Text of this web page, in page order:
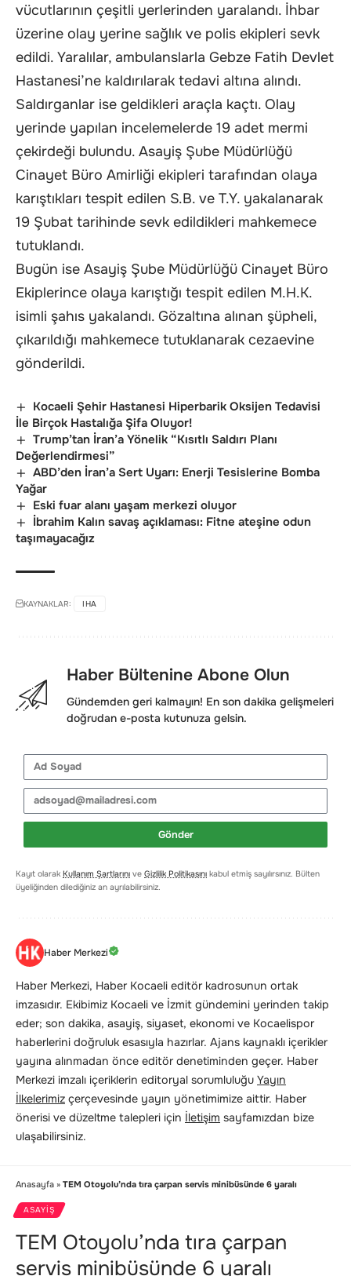
vücutlarının çeşitli yerlerinden yaralandı. İhbar
üzerine olay yerine sağlık ve polis ekipleri sevk
edildi. Yaralılar, ambulanslarla Gebze Fatih Devlet
Hastanesi’ne kaldırılarak tedavi altına alındı.
Saldırganlar ise geldikleri araçla kaçtı. Olay
yerinde yapılan incelemelerde 19 adet mermi
çekirdeği bulundu. Asayiş Şube Müdürlüğü
Cinayet Büro Amirliği ekipleri tarafından olaya
karıştıkları tespit edilen S.B. ve T.Y. yakalanarak
19 Şubat tarihinde sevk edildikleri mahkemece
tutuklandı.
Bugün ise Asayiş Şube Müdürlüğü Cinayet Büro
Ekiplerince olaya karıştığı tespit edilen M.H.K.
isimli şahıs yakalandı. Gözaltına alınan şüpheli,
çıkarıldığı mahkemece tutuklanarak cezaevine
gönderildi.
Kocaeli Şehir Hastanesi Hiperbarik Oksijen Tedavisi
İle Birçok Hastalığa Şifa Oluyor!
Trump’tan İran’a Yönelik “Kısıtlı Saldırı Planı
Değerlendirmesi”
ABD’den İran’a Sert Uyarı: Enerji Tesislerine Bomba
Yağar
Eski fuar alanı yaşam merkezi oluyor
İbrahim Kalın savaş açıklaması: Fitne ateşine odun
taşımayacağız
KAYNAKLAR: IHA
Haber Bültenine Abone Olun
Gündemden geri kalmayın! En son dakika gelişmeleri
doğrudan e-posta kutunuza gelsin.
Gönder
Kayıt olarak Kullanım Şartlarını ve Gizlilik Politikasını kabul etmiş sayılırsınız. Bülten
üyeliğinden dilediğiniz an ayrılabilirsiniz.
Haber Merkezi
Haber Merkezi, Haber Kocaeli editör kadrosunun ortak
imzasıdır. Ekibimiz Kocaeli ve İzmit gündemini yerinden takip
eder; son dakika, asayiş, siyaset, ekonomi ve Kocaelispor
haberlerini doğruluk esasıyla hazırlar. Ajans kaynaklı içerikler
yayına alınmadan önce editör denetiminden geçer. Haber
Merkezi imzalı içeriklerin editoryal sorumluluğu Yayın
İlkelerimiz çerçevesinde yayın yönetimimize aittir. Haber
önerisi ve düzeltme talepleri için İletişim sayfamızdan bize
ulaşabilirsiniz.
Anasayfa » TEM Otoyolu’nda tıra çarpan servis minibüsünde 6 yaralı
ASAYIŞ
TEM Otoyolu’nda tıra çarpan
servis minibüsünde 6 yaralı